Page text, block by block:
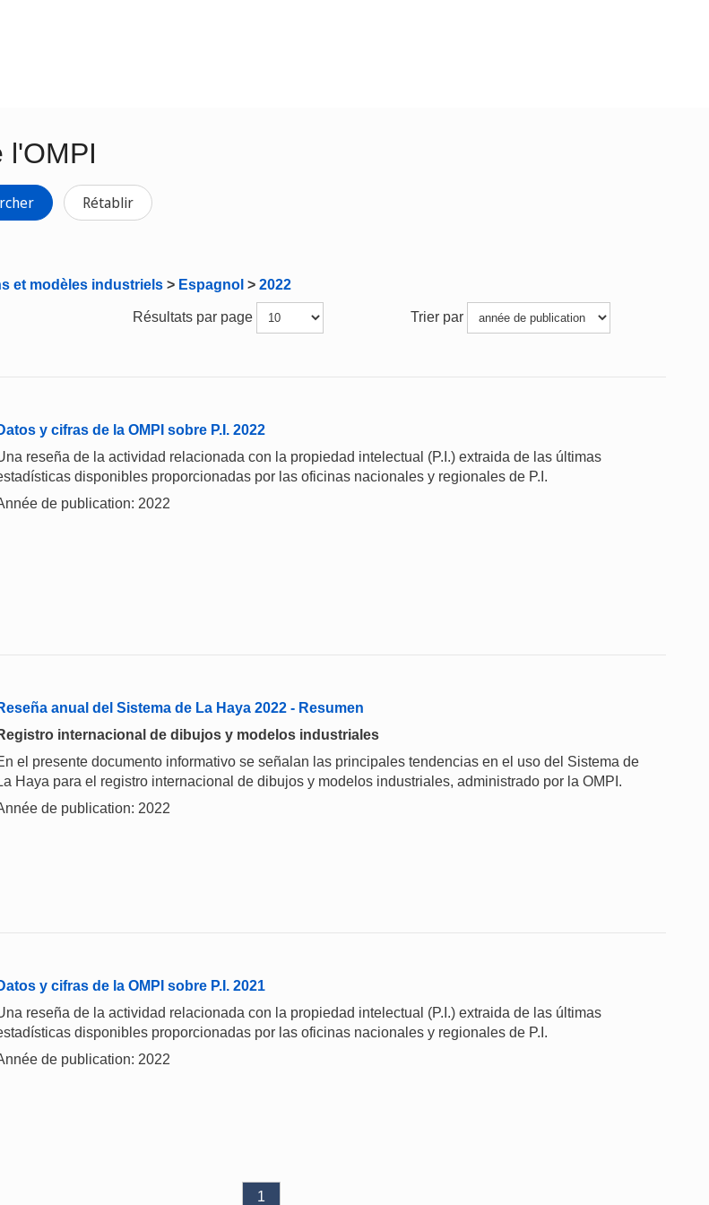
l'OMPI
Rétablir
et modèles industriels > Espagnol > 2022
Résultats par page Trier par
y cifras de la OMPI sobre P.I. 2022
reseña de la actividad relacionada con la propiedad intelectual (P.I.) extraida de las últimas
disponibles proporcionadas por las oficinas nacionales y regionales de P.I.
de publication: 2022
anual del Sistema de La Haya 2022 - Resumen
internacional de dibujos y modelos industriales
el presente documento informativo se señalan las principales tendencias en el uso del Sistema de
Haya para el registro internacional de dibujos y modelos industriales, administrado por la OMPI.
de publication: 2022
y cifras de la OMPI sobre P.I. 2021
reseña de la actividad relacionada con la propiedad intelectual (P.I.) extraida de las últimas
disponibles proporcionadas por las oficinas nacionales y regionales de P.I.
de publication: 2022
1